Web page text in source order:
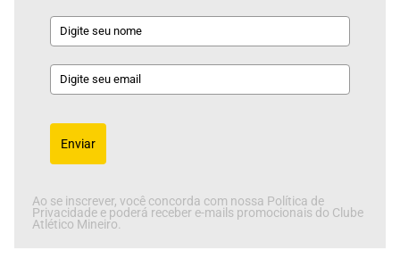
Enviar
Ao se inscrever, você concorda com nossa Política de
Privacidade e poderá receber e-mails promocionais do Clube
Atlético Mineiro.